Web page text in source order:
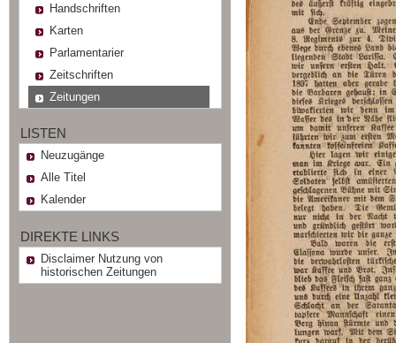
Handschriften
Karten
Parlamentarier
Zeitschriften
Zeitungen
LISTEN
Neuzugänge
Alle Titel
Kalender
DIREKTE LINKS
Disclaimer Nutzung von
historischen Zeitungen